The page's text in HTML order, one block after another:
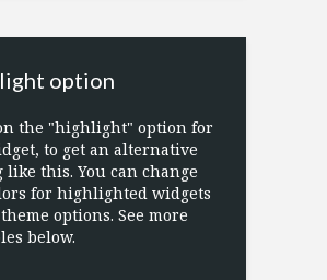
option
the "highlight" option for
to get an alternative
like this. You can change
for highlighted widgets
options. See more
below.